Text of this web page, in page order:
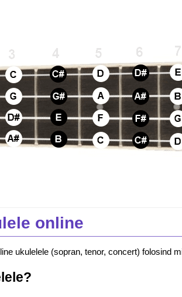
online
ukulelele (sopran, tenor, concert) folosind